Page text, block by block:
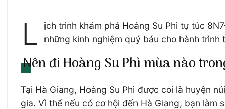
L
ịch trình khám phá Hoàng Su Phì tự túc
những kinh nghiệm quý báu cho hành trình
Nên đi Hoàng Su Phì mùa nào
Tại Hà Giang, Hoàng Su Phì được coi là huyện
gia. Vì thế nếu có cơ hội đến Hà Giang, bạn